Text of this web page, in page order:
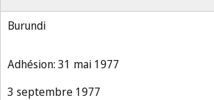
Burundi
Adhésion: 31 mai 1977
3 septembre 1977